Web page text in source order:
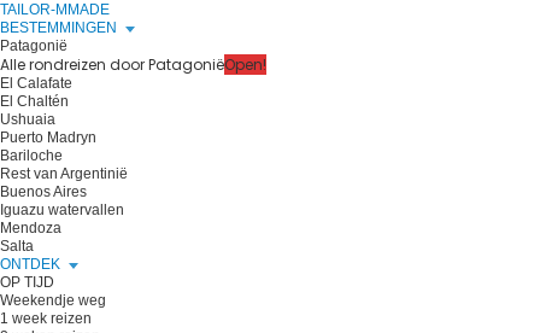
TAILOR-MMADE
BESTEMMINGEN
Patagonië
Alle rondreizen door PatagoniëOpen!
El Calafate
El Chaltén
Ushuaia
Puerto Madryn
Bariloche
Rest van Argentinië
Buenos Aires
Iguazu watervallen
Mendoza
Salta
ONTDEK
OP TIJD
Weekendje weg
1 week reizen